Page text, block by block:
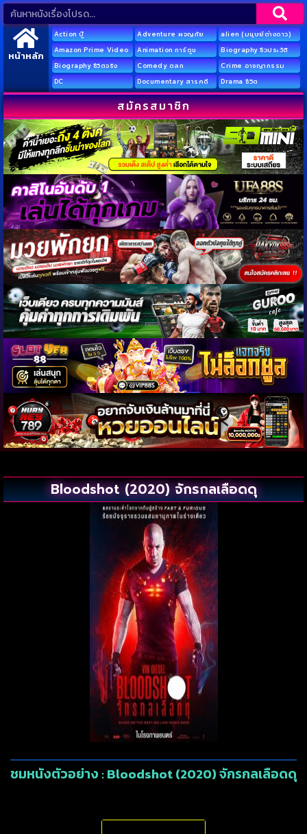
หน้าหลัก
Action บู๊ Adventure ผจญภัย
alien (มนุษย์ต่างดาว)
Amazon Prime Video
Animation การ์ตูน
Biography ชีวประวัติ
Biography ชีวิตจริง
Comedy ตลก
Crime อาชญากรรม
DC
Documentary สารคดี Drama ชีวิต
สมัครสมาชิก
Bloodshot (2020) จักรกลเลือดดุ
ชมหนังตัวอย่าง : Bloodshot (2020) จักรกลเลือดดุ